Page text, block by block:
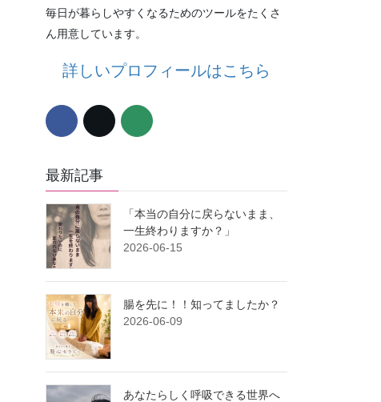
毎日が暮らしやすくなるためのツールをたくさ
ん用意しています。
詳しいプロフィールはこちら
最新記事
「本当の自分に戻らないまま、
一生終わりますか？」
2026-06-15
腸を先に！！知ってましたか？
2026-06-09
あなたらしく呼吸できる世界へ